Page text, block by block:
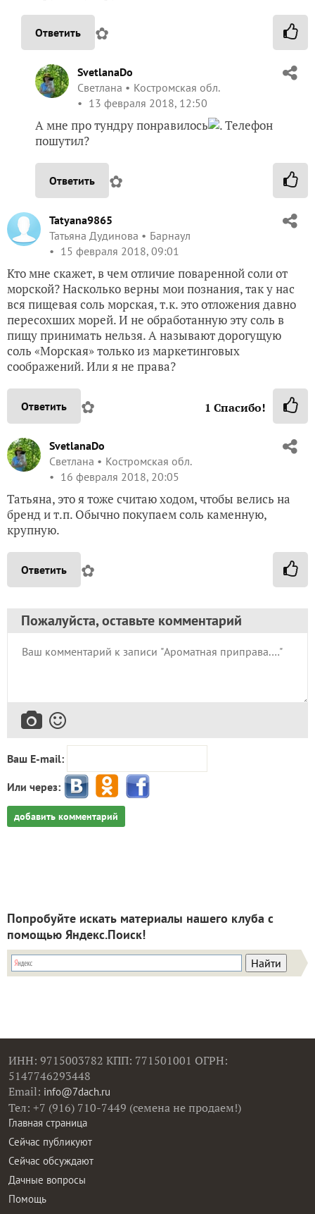
Ответить ✿
SvetlanaDo
Светлана
Костромская обл.
13 февраля 2018, 12:50
А мне про тундру понравилось
. Телефон
пошутил?
Ответить ✿
Tatyana9865
Татьяна Дудинова
Барнаул
15 февраля 2018, 09:01
Кто мне скажет, в чем отличие поваренной соли от
морской? Насколько верны мои познания, так у нас
вся пищевая соль морская, т.к. это отложения давно
пересохших морей. И не обработанную эту соль в
пищу принимать нельзя. А называют дорогущую
соль «Морская» только из маркетинговых
соображений. Или я не права?
Ответить ✿ 1 Спасибо!
SvetlanaDo
Светлана
Костромская обл.
16 февраля 2018, 20:05
Татьяна, это я тоже считаю ходом, чтобы велись на
бренд и т.п. Обычно покупаем соль каменную,
крупную.
Ответить ✿
Пожалуйста, оставьте комментарий
Ваш E-mail:
Или через:
добавить комментарий
Попробуйте искать материалы нашего клуба с
помощью Яндекс.Поиск!
ИНН: 9715003782 КПП: 771501001 ОГРН:
5147746293448
Email: info@7dach.ru
Тел: +7 (916) 710-7449 (семена не продаем!)
Главная страница
Сейчас публикуют
Сейчас обсуждают
Дачные вопросы
Помощь